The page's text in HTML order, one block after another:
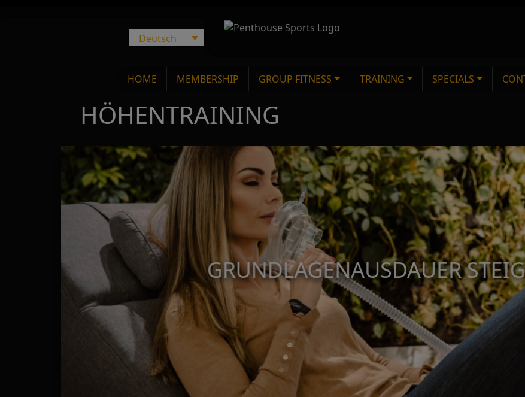
Deutsch
Main Navigation
HOME MEMBERSHIP
GROUP FITNESS
X-TREME PILATES
BODY&SOUL CYCLING
FUNCTIONAL TRAINING
BOXEN
KICKBOXEN
VINYASA FLOW
BALLET TONE
AEROYOGA®
AFRIKAN YOGA
THERA BAND
TRAINING
HÖHENTRAINING
EGYM
SPECIALS
COLLARIUM
HYDROJET
MASSAGE
HÖHENTRAINING
GRUNDLAGENAUSDAUER